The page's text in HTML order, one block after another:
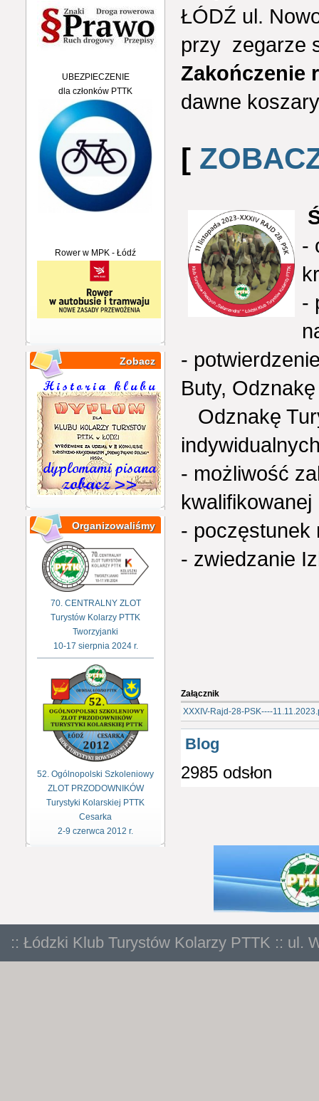
UBEZPIECZENIE
dla członków PTTK
Rower w MPK - Łódź
Zobacz
Organizowaliśmy
70. CENTRALNY ZLOT
Turystów Kolarzy PTTK
Tworzyjanki
10-17 sierpnia 2024 r.
52. Ogólnopolski Szkoleniowy
ZLOT PRZODOWNIKÓW
Turystyki Kolarskiej PTTK
Cesarka
2-9 czerwca 2012 r.
ŁÓDŹ ul.
przy zegarze
Zakończenie
dawne
[
-
-
-
Buty,
Odznakę
- możliwość
kwalifikowanej
- poczęstunek
- zwiedzanie
Załącznik
XXXIV-Rajd-28-PSK----
Blog
2985 odsłon
:: Łódzki Klub Turystów Kolarzy PTTK :: ul.